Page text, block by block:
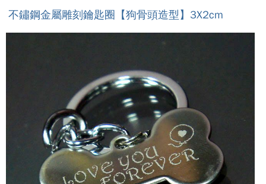
不鏽鋼金屬雕刻鑰匙圈【狗骨頭造型】3X2cm